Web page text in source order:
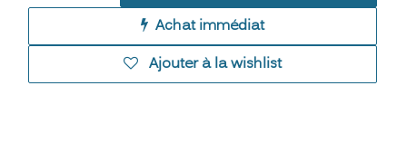
Achat immédiat
Ajouter à la wishlist